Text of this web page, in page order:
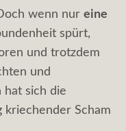
wenn nur eine
spürt,
und trotzdem
und
hat sich die
Scham